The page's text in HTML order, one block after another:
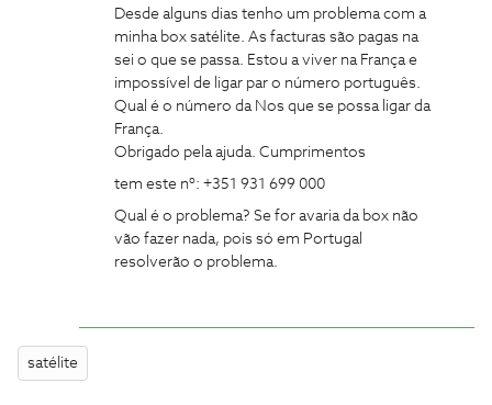
Desde alguns dias tenho um problema com a
minha box satélite. As facturas são pagas na
sei o que se passa. Estou a viver na França e
impossível de ligar par o número português.
Qual é o número da Nos que se possa ligar da
França.
Obrigado pela ajuda. Cumprimentos
tem este nº: +351 931 699 000
Qual é o problema? Se for avaria da box não
vão fazer nada, pois só em Portugal
resolverão o problema.
satélite